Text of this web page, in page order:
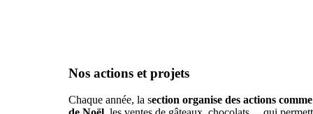
Nos actions et projets
Chaque année, la section organise des actions